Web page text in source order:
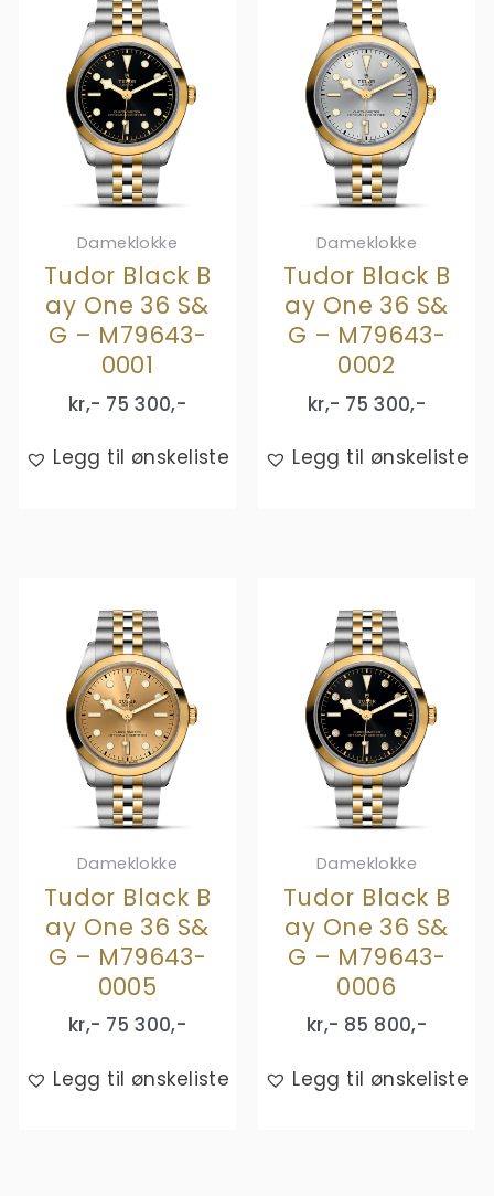
Dameklokke
Tudor Black B
ay One 36 S&
G – M79643-
0001
kr,- 75 300,-
Legg til ønskeliste
Dameklokke
Tudor Black B
ay One 36 S&
G – M79643-
0002
kr,- 75 300,-
Legg til ønskeliste
Dameklokke
Tudor Black B
ay One 36 S&
G – M79643-
0005
kr,- 75 300,-
Legg til ønskeliste
Dameklokke
Tudor Black B
ay One 36 S&
G – M79643-
0006
kr,- 85 800,-
Legg til ønskeliste